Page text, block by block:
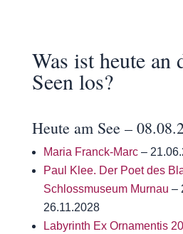
Was ist heute an
Seen los?
Heute am See –
Maria Franck-Marc–
Paul Klee. Der Poet des
Schlossmuseum Murnau –
26.11.2028
Labyrinth Ex Ornamentis